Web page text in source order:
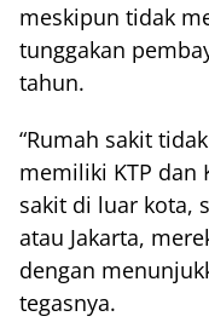
meskipun tidak
tunggakan
tahun.
“Rumah sakit
memiliki KTP dan
sakit di luar kota,
atau Jakarta,
dengan
tegasnya.